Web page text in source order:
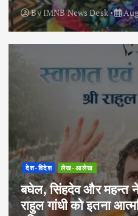
ByIMNB News Desk
देश-विदेश लेख-आलेख
बघेल, सिंहदेव और महन्त ने
राहुल गांधी को इतना